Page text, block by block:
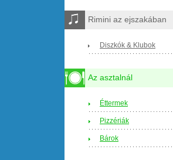
Rimini az ejszakában
Diszkók & Klubok
Az asztalnál
Éttermek
Pizzériák
Bárok